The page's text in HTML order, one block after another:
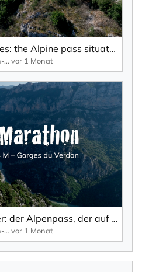
Col d’Illoire | 964 metres: the Alpine pass situated on the plateau of the 700-metre-deep gorge, the Gorges du Verdon.
Alpenpaesse-Videos | Alpen-Marathon vor 1 Monat
Col d'Illoire | 964 Meter: der Alpenpass, der auf dem Plateau der 700 Meter tiefen Schlucht, Gorges du Verdon liegt.
Alpenpaesse-Videos | Alpen-Marathon vor 1 Monat